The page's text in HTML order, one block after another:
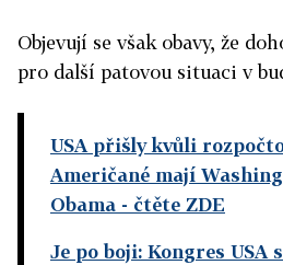
Objevují se však obavy, že
pro další patovou situaci v
USA přišly kvůli
Američané mají
Obama - čtěte ZDE
Je po boji: Kongres USA